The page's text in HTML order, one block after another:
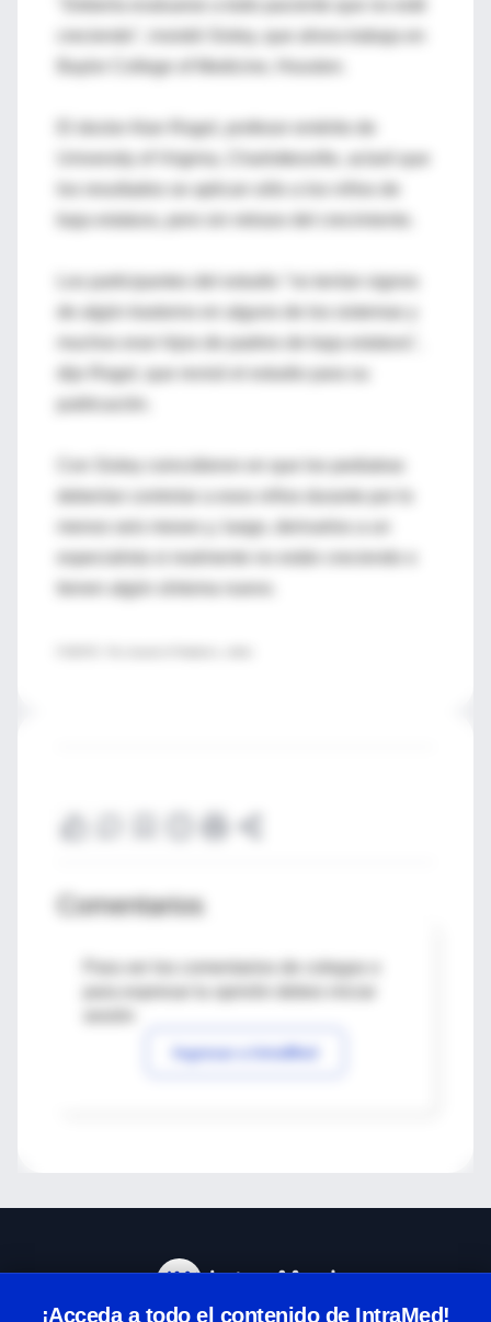
creciendo", insistió Sisley, que ahora trabaja en
Baylor College of Medicine, Houston.
El doctor Alan Rogol, profesor emérito de
University of Virginia, Charlottesville, aclaró que
los resultados se aplican sólo a los niños de
baja estatura, pero sin retraso del crecimiento.
Los participantes del estudio "no tenían signos
de algún trastorno en alguno de los sistemas y
muchos eran hijos de padres de baja estatura",
dijo Rogol, que revisó el estudio para su
menos seis meses y, luego, derivarlos a un
tienen algún síntoma nuevo.
Comentarios
Para ver los comentarios de colegas o
Ingresar a IntraMed
¡Acceda a todo el contenido de IntraMed!